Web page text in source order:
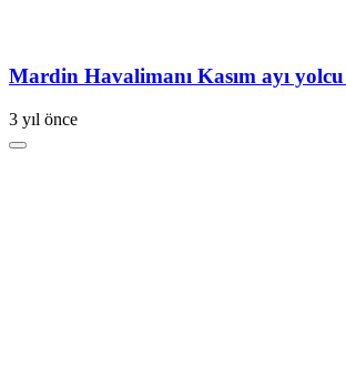
Mardin Havalimanı Kasım ayı yolcu
3 yıl önce